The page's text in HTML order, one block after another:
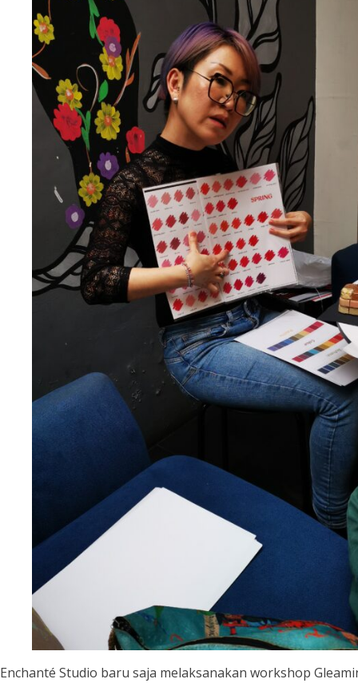
Enchanté Studio baru saja melaksanakan workshop